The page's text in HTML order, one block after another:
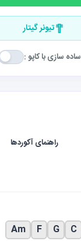
تیونر گیتار
ساده سازی با کاپو :
راهنمای آکوردها
C
G
F
Am